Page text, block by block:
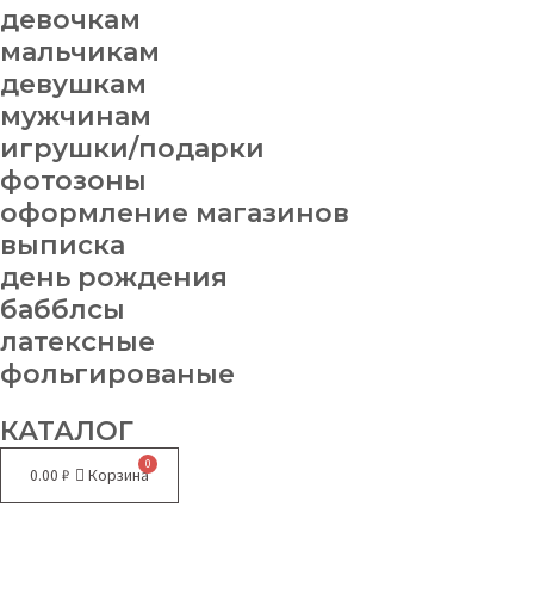
девочкам
мальчикам
девушкам
мужчинам
игрушки/подарки
фотозоны
оформление магазинов
выписка
день рождения
бабблсы
латексные
фольгированые
КАТАЛОГ
0.00 ₽ Корзина